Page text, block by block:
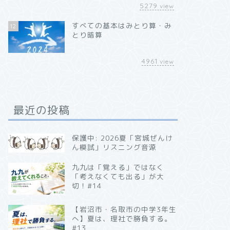
5279 view
12
すべての基本はみとり算・み
とり暗算
4961 view
最近の投稿
保護中: 2026夏「宮城ぜんけ
ん模試」リスニング音源
九九は「覚える」ではなく
「考えなくても出る」が大
切！#14
【岩沼市・名取市の中学3年生
へ】夏は、理社で勝負する。
#13